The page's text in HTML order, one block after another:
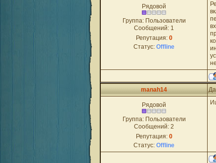
Рядовой
Группа: Пользователи
Сообщений: 1
Репутация: 0
Статус: Offline
manah14
Рядовой
Группа: Пользователи
Сообщений: 2
Репутация: 0
Статус: Offline